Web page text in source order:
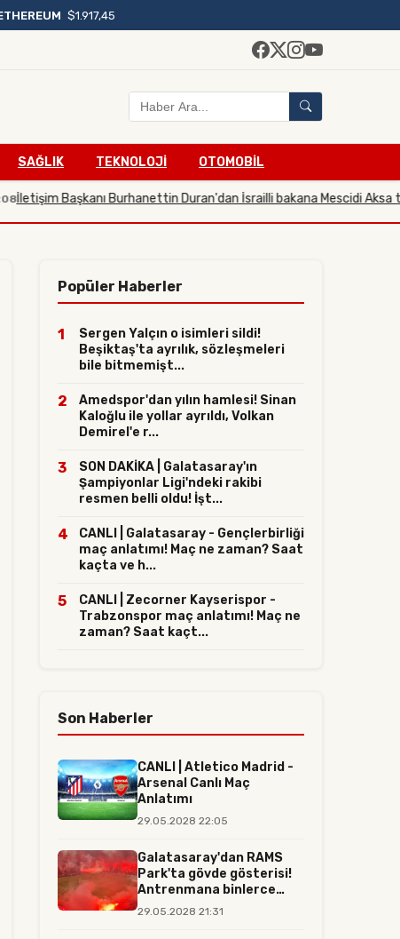
$1.917,45
SAĞLIK TEKNOLOJİ OTOMOBİL
Başkanı Burhanettin Duran'dan İsrailli bakana Mescidi Aksa tepkisi
Popüler Haberler
1
Sergen Yalçın o isimleri sildi!
Beşiktaş'ta ayrılık, sözleşmeleri
bile bitmemişt...
2
Amedspor'dan yılın hamlesi! Sinan
Kaloğlu ile yollar ayrıldı, Volkan
Demirel'e r...
3
SON DAKİKA | Galatasaray'ın
Şampiyonlar Ligi'ndeki rakibi
resmen belli oldu! İşt...
4
CANLI | Galatasaray - Gençlerbirliği
maç anlatımı! Maç ne zaman? Saat
kaçta ve h...
5
CANLI | Zecorner Kayserispor -
Trabzonspor maç anlatımı! Maç ne
zaman? Saat kaçt...
Son Haberler
CANLI | Atletico Madrid -
Arsenal Canlı Maç
Anlatımı
29.05.2028 22:05
Galatasaray'dan RAMS
Park'ta gövde gösterisi!
Antrenmana binlerce
tara...
29.05.2028 21:31